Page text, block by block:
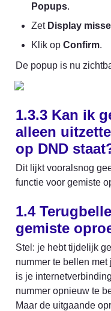
Popups.
Zet Display
Klik op Confirm.
De popup is nu
1.3.3 Kan ik
alleen
op DND
Dit lijkt vooralsnog
functie voor gemiste
1.4
gemiste
Stel: je hebt tijdelijk
nummer te bellen
is je
nummer opnieuw te
Maar de uitgaande